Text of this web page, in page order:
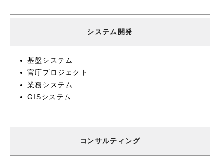
システム開発
基盤システム
官庁プロジェクト
業務システム
GISシステム
コンサルティング